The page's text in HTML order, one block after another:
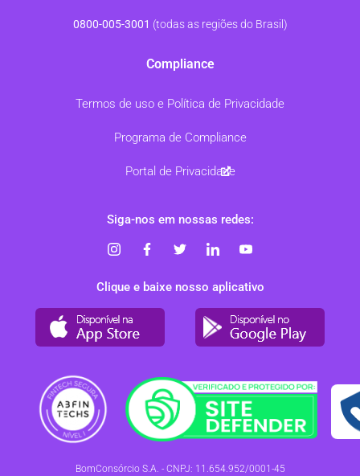
0800-005-3001 (todas as regiões do Brasil)
Compliance
Termos de uso e Política de Privacidade
Programa de Compliance
Portal de Privacidade
Siga-nos em nossas redes:
Clique e baixe nosso aplicativo
BomConsórcio S.A. - CNPJ: 11.654.952/0001-45